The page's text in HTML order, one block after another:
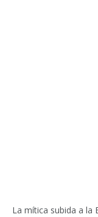
La mítica subida a la